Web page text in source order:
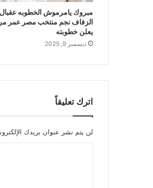
مبروك يامرموش الخطوبه عقبال
الزفاف نجم منتخب مصر عمر
يعلن خطوبته
ديسمبر 9, 2025
اترك تعليقاً
لن يتم نشر عنوان بريدك